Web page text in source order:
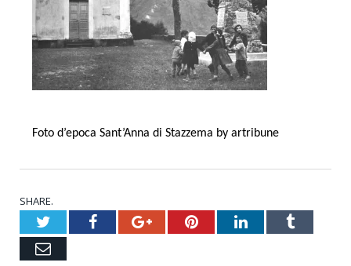
Foto d’epoca Sant’Anna di Stazzema by artribune
SHARE.
TwitterFacebookGoogle+PinterestLinkedInTumblr
Email